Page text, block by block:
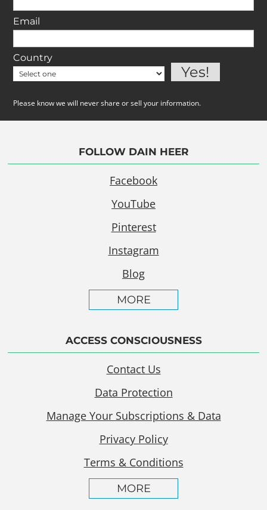
Email
Country
Please know we will never share or sell your information.
FOLLOW DAIN HEER
Facebook
YouTube
Pinterest
Instagram
Blog
MORE
ACCESS CONSCIOUSNESS
Contact Us
Data Protection
Manage Your Subscriptions & Data
Privacy Policy
Terms & Conditions
MORE